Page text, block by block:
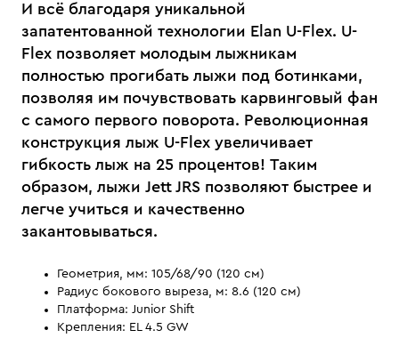
И всё благодаря уникальной
запатентованной технологии Elan U-Flex. U-
Flex позволяет молодым лыжникам
полностью прогибать лыжи под ботинками,
позволяя им почувствовать карвинговый фан
с самого первого поворота. Революционная
конструкция лыж U-Flex увеличивает
гибкость лыж на 25 процентов! Таким
образом, лыжи Jett JRS позволяют быстрее и
легче учиться и качественно
закантовываться.
Геометрия, мм: 105/68/90 (120 см)
Радиус бокового выреза, м: 8.6 (120 см)
Платформа: Junior Shift
Крепления: EL 4.5 GW